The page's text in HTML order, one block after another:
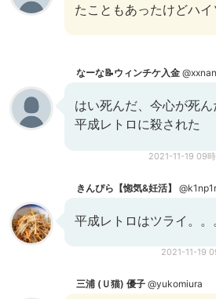
たこともあったけどハ
なーな📝ウィンチケ入金
はい死んだ、今心が死ん
平成レトロに殺された
2021-11-19 09
きんぴら【惚気&妊活】
平成レトロはツライ。。
2021-11-19
三浦 (Ｕ猫) 優子 @yukomiura